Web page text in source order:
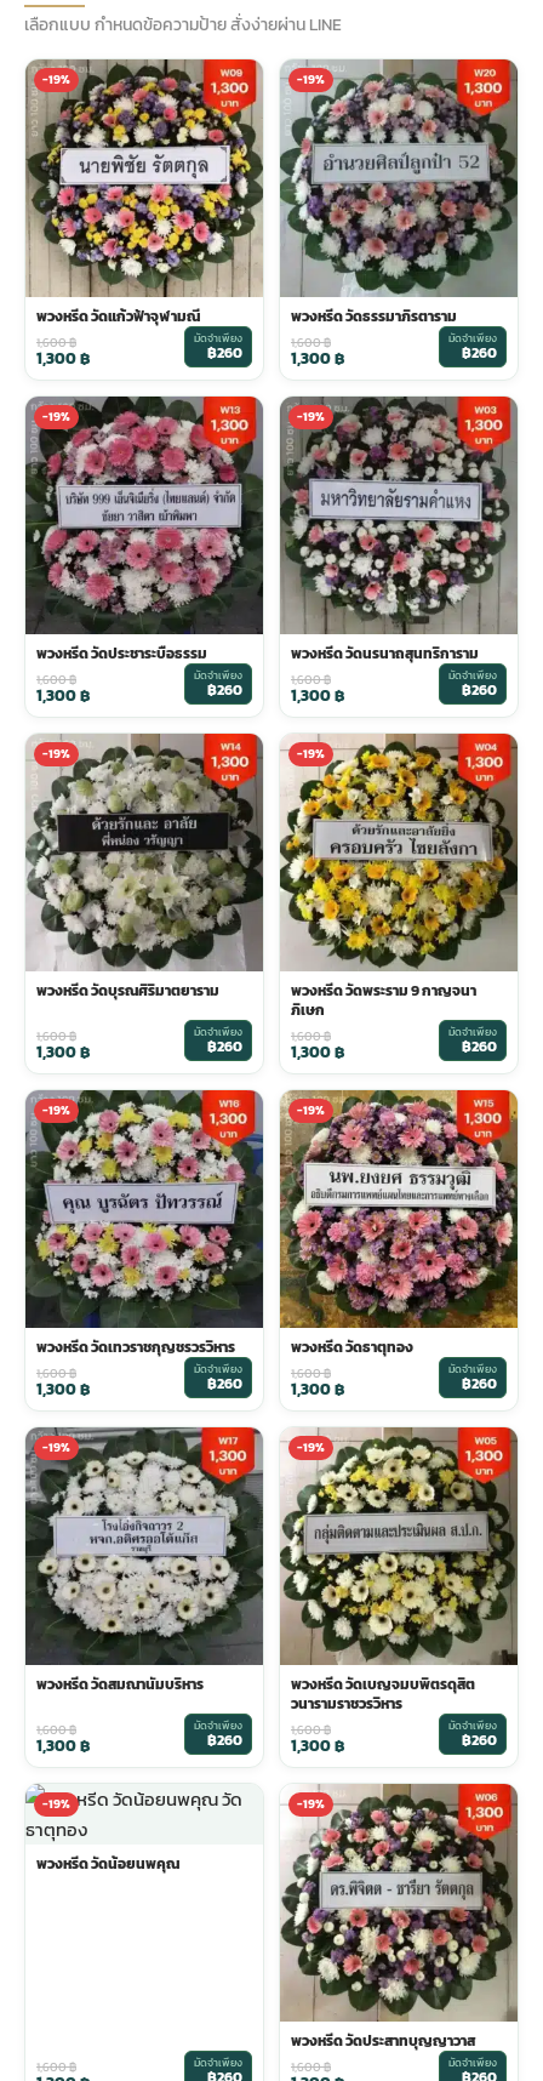
ดอกไม้งานศพ ปากคลองตลาด
ร้านดอกไม้งานศพ ใกล้ฉัน
ดอกไม้งานศพ ราคาถูก
จัดดอกไม้งานศพ ราคา
ดอกไม้งานศพ ส่งฟรี
ดอกไม้งานศพ ออนไลน์
พวงดอกไม้งานศพ
tpdecorate ปูพื้น
สั่งพวงหรีด ออนไลน์
ส่งพวงหรีด ด่วน กรุงเทพ
ร้านพวงหรีด กรุงเทพ ส่งฟรี
พวงหรีด ปากคลองตลาด ราคา
พวงหรีด ส่งด่วน วันนี้
มรุ ออนไลน์
มรุ ส่งด่วน
น้าเมรุ กรุงเทพ
เลือกแบบ กำหนดข้อความป้าย สั่งง่ายผ่าน LINE
-19%
พวงหรีด วัดแก้วฟ้าจุฬามณี
1,600฿
1,300฿
มัดจำเพียง
฿260
-19%
พวงหรีด วัดธรรมาภิรตาราม
1,600฿
1,300฿
มัดจำเพียง
฿260
-19%
พวงหรีด วัดประชาระบือธรรม
1,600฿
1,300฿
มัดจำเพียง
฿260
-19%
พวงหรีด วัดนรนาถสุนทริการาม
1,600฿
1,300฿
มัดจำเพียง
฿260
-19%
พวงหรีด วัดบุรณศิริมาตยาราม
1,600฿
1,300฿
มัดจำเพียง
฿260
-19%
พวงหรีด วัดพระราม 9 กาญจนา
ภิเษก
1,600฿
1,300฿
มัดจำเพียง
฿260
-19%
พวงหรีด วัดเทวราชกุญชรวรวิหาร
1,600฿
1,300฿
มัดจำเพียง
฿260
-19%
พวงหรีด วัดธาตุทอง
1,600฿
1,300฿
มัดจำเพียง
฿260
-19%
พวงหรีด วัดสมณานัมบริหาร
1,600฿
1,300฿
มัดจำเพียง
฿260
-19%
พวงหรีด วัดเบญจมบพิตรดุสิต
วนารามราชวรวิหาร
1,600฿
1,300฿
มัดจำเพียง
฿260
-19%
พวงหรีด วัดน้อยนพคุณ
1,600฿ มัดจำเพียง
-19%
พวงหรีด วัดประสาทบุญญาวาส
1,600฿ มัดจำเพียง